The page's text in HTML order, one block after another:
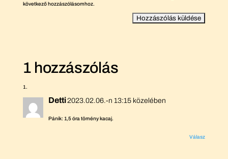
következő hozzászólásomhoz.
1 hozzászólás
Detti2023.02.06.-n 13:15 közelében
Pánik: 1,5 óra tömény kacaj.
Válasz